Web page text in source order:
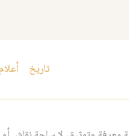
تاريخ أعلام